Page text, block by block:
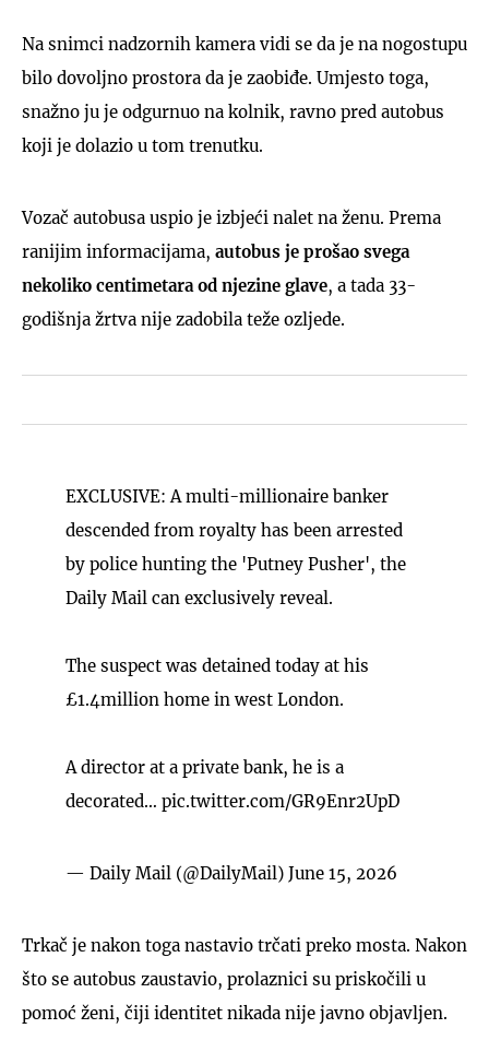
Na snimci nadzornih kamera vidi se da je na nogostupu
bilo dovoljno prostora da je zaobiđe. Umjesto toga,
snažno ju je odgurnuo na kolnik, ravno pred autobus
koji je dolazio u tom trenutku.
Vozač autobusa uspio je izbjeći nalet na ženu. Prema
ranijim informacijama, autobus je prošao svega
nekoliko centimetara od njezine glave, a tada 33-
godišnja žrtva nije zadobila teže ozljede.
EXCLUSIVE: A multi-millionaire banker
descended from royalty has been arrested
by police hunting the 'Putney Pusher', the
Daily Mail can exclusively reveal.
The suspect was detained today at his
£1.4million home in west London.
A director at a private bank, he is a
decorated… pic.twitter.com/GR9Enr2UpD
— Daily Mail (@DailyMail) June 15, 2026
Trkač je nakon toga nastavio trčati preko mosta. Nakon
što se autobus zaustavio, prolaznici su priskočili u
pomoć ženi, čiji identitet nikada nije javno objavljen.